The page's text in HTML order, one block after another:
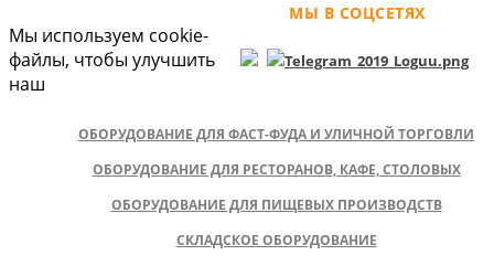
МЫ В СОЦСЕТЯХ
ОБОРУДОВАНИЕ ДЛЯ ФАСТ-ФУДА И УЛИЧНОЙ ТОРГОВЛИ
ОБОРУДОВАНИЕ ДЛЯ РЕСТОРАНОВ, КАФЕ, СТОЛОВЫХ
ОБОРУДОВАНИЕ ДЛЯ ПИЩЕВЫХ ПРОИЗВОДСТВ
СКЛАДСКОЕ ОБОРУДОВАНИЕ
Мы используем cookie-
файлы, чтобы улучшить
наш